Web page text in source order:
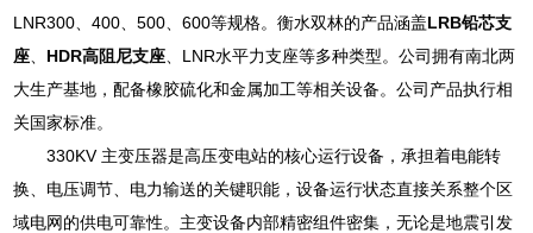
LNR300、400、500、600等规格。衡水双林的产品涵盖LRB铅芯支
座
HDR高阻尼支座 、LNR水平力支座等多种类型。公司拥有南北两
大生产基地，配备橡胶硫化和金属加工等相关设备。公司产品执行相
关国家标准。
330KV 主变压器是高压变电站的核心运行设备，承担着电能转
换、电压调节、电力输送的关键职能，设备运行状态直接关系整个区
域电网的供电可靠性。主变设备内部精密组件密集，无论是地震引发